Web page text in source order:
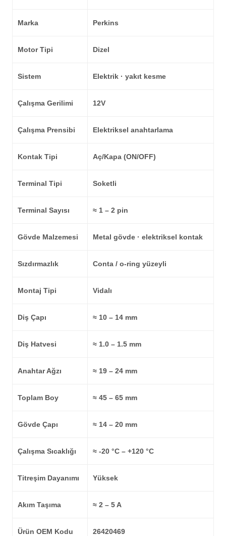
Marka Perkins
Motor Tipi Dizel
Sistem Elektrik · yakıt kesme
Çalışma Gerilimi 12V
Çalışma Prensibi Elektriksel anahtarlama
Kontak Tipi Aç/Kapa (ON/OFF)
Terminal Tipi Soketli
Terminal Sayısı ≈ 1 – 2 pin
Gövde Malzemesi Metal gövde · elektriksel kontak
Sızdırmazlık Conta / o-ring yüzeyli
Montaj Tipi Vidalı
Diş Çapı ≈ 10 – 14 mm
Diş Hatvesi ≈ 1.0 – 1.5 mm
Anahtar Ağzı ≈ 19 – 24 mm
Toplam Boy ≈ 45 – 65 mm
Gövde Çapı ≈ 14 – 20 mm
Çalışma Sıcaklığı ≈ -20 °C – +120 °C
Titreşim Dayanımı Yüksek
Akım Taşıma ≈ 2 – 5 A
Ürün OEM Kodu 26420469